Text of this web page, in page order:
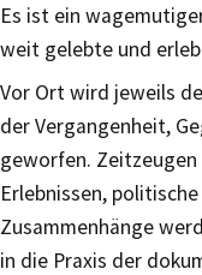
Es ist ein
weit gelebte und
Vor Ort wird jeweils
der Vergangenheit,
geworfen.
Erlebnissen,
Zusammenhänge
in die Praxis der